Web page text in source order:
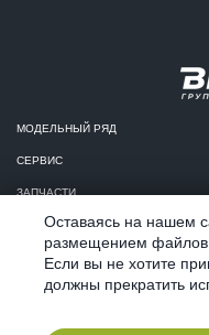
МОДЕЛЬНЫЙ РЯД
СЕРВИС
ЗАПЧАСТИ
КРЕДИТ И ЛИЗИНГ
Оставаясь на нашем
размещением файлов
Если вы не хотите
должны прекратить